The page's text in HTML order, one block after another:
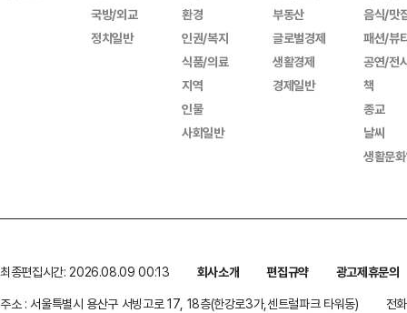
국방/외교
정치일반
환경
인권/복지
식품/의료
지역
인물
사회일반
부동산
글로벌경제
생활경제
경제일반
음식/맛
패션/뷰
공연/전
책
종교
날씨
생활문
최종편집시간: 2026.08.09 00:13 회사소개 편집규약
광고제휴문의
주소 : 서울특별시 용산구 서빙고로 17, 18층(한강로3가,센트럴파크 타워동)
전